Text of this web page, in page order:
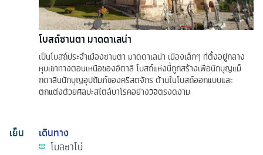
โบสถ์ซานตา มาดดาเลน่า
เป็นโบสถ์ประจำเมืองซานตา มาดดาเลน่า เมืองเล็กๆ ที่ตั้งอยู่กลาง
หุบเขาทางตอนเหนือของอิตาลี โบสถ์แห่งนี้ถูกสร้างเพื่อนักบุญแม็
กดาลีนนักบุญอุปถัมภ์ของคริสตจักร ด้านในโบสถ์ออกแบบและ
ตกแต่งด้วยศิลปะสไตล์บาโรคอย่างวิจิตรงดงาม
เย็น
เดินทาง
โบลซาโน่